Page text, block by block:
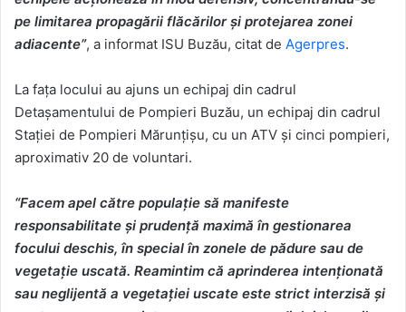
pe limitarea propagării flăcărilor şi protejarea zonei
adiacente”, a informat ISU Buzău, citat de Agerpres.
La faţa locului au ajuns un echipaj din cadrul
Detaşamentului de Pompieri Buzău, un echipaj din cadrul
Staţiei de Pompieri Mărunţişu, cu un ATV şi cinci pompieri,
aproximativ 20 de voluntari.
“Facem apel către populaţie să manifeste
responsabilitate şi prudenţă maximă în gestionarea
focului deschis, în special în zonele de pădure sau de
vegetaţie uscată. Reamintim că aprinderea intenţionată
sau neglijentă a vegetaţiei uscate este strict interzisă şi